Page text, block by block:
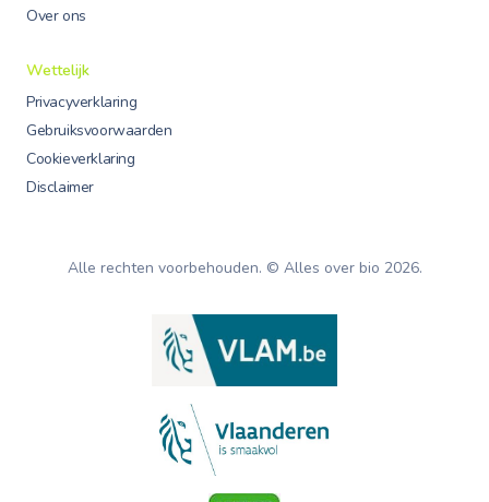
Over ons
Wettelijk
Privacyverklaring
Gebruiksvoorwaarden
Cookieverklaring
Disclaimer
Alle rechten voorbehouden. © Alles over bio 2026.